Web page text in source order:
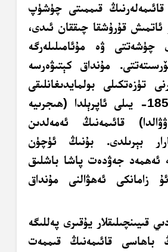
قائىمەلەرنىڭ قىممىتى چۈشۈپ
ئاتمىش قۇرۇشقا چىققان ئىدى،
چۈشەتتى ۋە مۇئامىلىلەرگە
مۇنداق كېتىۋەرسە
تۈزەتكىلى بولمايدىغانلىقى
چۈشىنىلدى ۋە 1859- يىلى ئاپرېلدا (ھىجرىيە
قائىمەنىڭ ئەمەلدىن
بېرىلدى. بۇنىڭ ئۈچۈن
ئەھمەد جەۋدەت پاشا باشلىق
زامانكى ئەھۋالنى مۇنداق
قىيىنچىلىقلار يۇقىرى پەللىگە
باھاسى قائىمەنىڭ قىممەت